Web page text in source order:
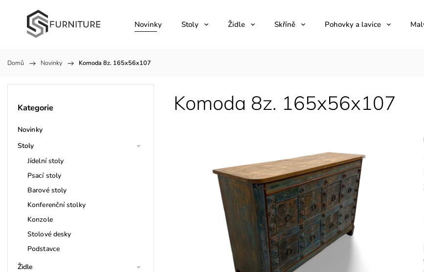
Novinky Stoly Židle Skříně Pohovky a lavice
Domů / Novinky / Komoda 8z. 165x56x107
Kategorie
Novinky
Stoly
Jídelní stoly
Psací stoly
Barové stoly
Konferenční stolky
Konzole
Stolové desky
Podstavce
Židle
Komoda 8z. 165x56x107